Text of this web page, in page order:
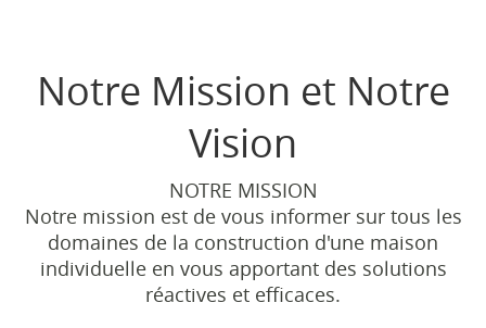
Notre Mission et Notre
Vision
NOTRE MISSION
Notre mission est de vous informer sur tous les
domaines de la construction d'une maison
individuelle en vous apportant des solutions
réactives et efficaces.